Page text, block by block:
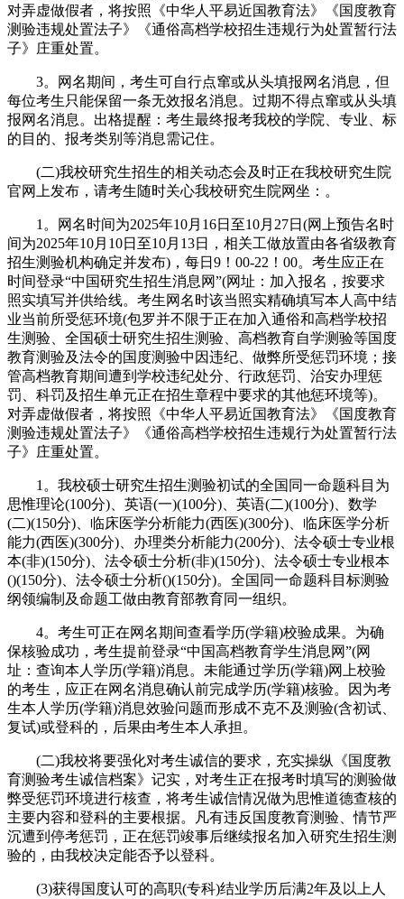
对弄虚做假者，将按照《中华人平易近国教育法》《国度教育
测验违规处置法子》《通俗高档学校招生违规行为处置暂行法
子》庄重处置。
3。网名期间，考生可自行点窜或从头填报网名消息，但
每位考生只能保留一条无效报名消息。过期不得点窜或从头填
报网名消息。出格提醒：考生最终报考我校的学院、专业、标
的目的、报考类别等消息需记住。
(二)我校研究生招生的相关动态会及时正在我校研究生院
官网上发布，请考生随时关心我校研究生院网坐：。
1。网名时间为2025年10月16日至10月27日(网上预告名时
间为2025年10月10日至10月13日，相关工做放置由各省级教育
招生测验机构确定并发布)，每日9！00-22！00。考生应正在
时间登录“中国研究生招生消息网”(网址：加入报名，按要求
照实填写并供给线。考生网名时该当照实精确填写本人高中结
业当前所受惩环境(包罗并不限于正在加入通俗和高档学校招
生测验、全国硕士研究生招生测验、高档教育自学测验等国度
教育测验及法令的国度测验中因违纪、做弊所受惩罚环境；接
管高档教育期间遭到学校违纪处分、行政惩罚、治安办理惩
罚、科罚及招生单元正在招生章程中要求的其他惩环境等)。
对弄虚做假者，将按照《中华人平易近国教育法》《国度教育
测验违规处置法子》《通俗高档学校招生违规行为处置暂行法
子》庄重处置。
1。我校硕士研究生招生测验初试的全国同一命题科目为
思惟理论(100分)、英语(一)(100分)、英语(二)(100分)、数学
(二)(150分)、临床医学分析能力(西医)(300分)、临床医学分析
能力(西医)(300分)、办理类分析能力(200分)、法令硕士专业根
本(非)(150分)、法令硕士分析(非)(150分)、法令硕士专业根本
()(150分)、法令硕士分析()(150分)。全国同一命题科目标测验
纲领编制及命题工做由教育部教育同一组织。
4。考生可正在网名期间查看学历(学籍)校验成果。为确
保核验成功，考生提前登录“中国高档教育学生消息网”(网
址：查询本人学历(学籍)消息。未能通过学历(学籍)网上校验
的考生，应正在网名消息确认前完成学历(学籍)核验。因为考
生本人学历(学籍)消息效验问题而形成不克不及测验(含初试、
复试)或登科的，后果由考生本人承担。
(二)我校将要强化对考生诚信的要求，充实操纵《国度教
育测验考生诚信档案》记实，对考生正在报考时填写的测验做
弊受惩罚环境进行核查，将考生诚信情况做为思惟道德查核的
主要内容和登科的主要根据。凡有违反国度教育测验、情节严
沉遭到停考惩罚，正在惩罚竣事后继续报名加入研究生招生测
验的，由我校决定能否予以登科。
(3)获得国度认可的高职(专科)结业学历后满2年及以上人